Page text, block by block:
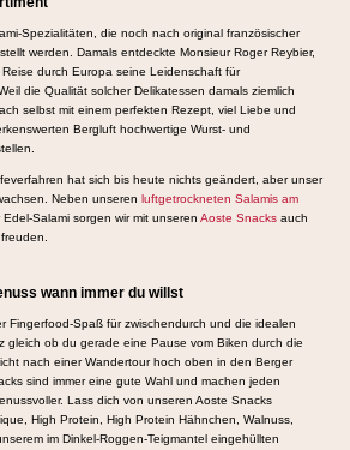
Spezialitäten, die noch nach original französischer
werden. Damals entdeckte Monsieur Roger Reybier,
durch Europa seine Leidenschaft für
die Qualität solcher Delikatessen damals ziemlich
selbst mit einem perfekten Rezept, viel Liebe und
Bergluft hochwertige Wurst- und
hat sich bis heute nichts geändert, aber unser
Neben unserenluftgetrockneten Salamis am
Salami sorgen wir mit unserenAoste Snacks auch
wann immer du willst
Fingerfood-Spaß für zwischendurch und die idealen
gleich ob du gerade eine Pause vom Biken durch die
nach einer Wandertour hoch oben in den Berger
sind immer eine gute Wahl und machen jeden
Lass dich von unseren Aoste Snacks
High Protein, High Protein Hähnchen, Walnuss,
im Dinkel-Roggen-Teigmantel eingehüllten